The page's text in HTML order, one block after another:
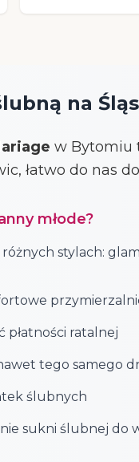
na
w Bytomiu
łatwo do nas
młode?
stylach:
płatności ratalnej
tego samego
ślubnych
sukni ślubnej do